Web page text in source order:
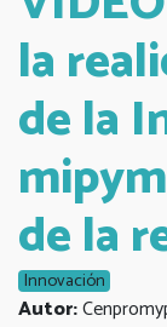
la
de la
de la
Innovación
Autor: